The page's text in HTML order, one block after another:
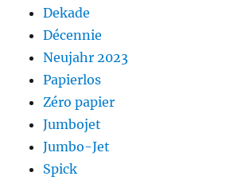
Dekade
Décennie
Neujahr 2023
Papierlos
Zéro papier
Jumbojet
Jumbo-Jet
Spick